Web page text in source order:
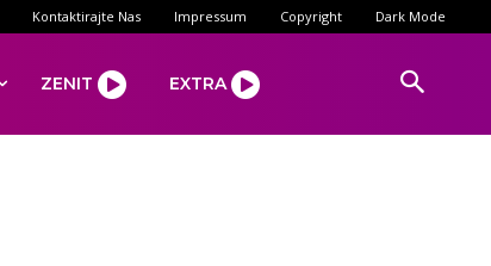
Kontaktirajte Nas Impressum Copyright Dark Mode
ZENIT EXTRA